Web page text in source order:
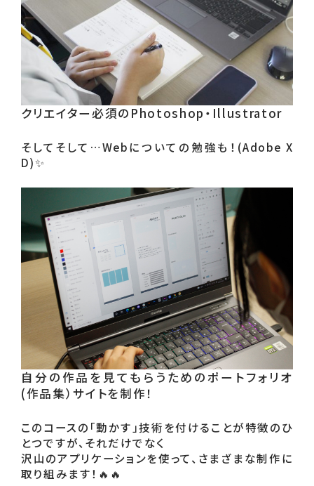
クリエイター必須のPhotoshop・Illustrator
そしてそして…Webについての勉強も！(Adobe X
D)✨
自分の作品を見てもらうためのポートフォリオ
(作品集）サイトを制作！
このコースの「動かす」技術を付けることが特徴のひ
とつですが、それだけでなく
沢山のアプリケーションを使って、さまざまな制作に
取り組みます！🔥🔥